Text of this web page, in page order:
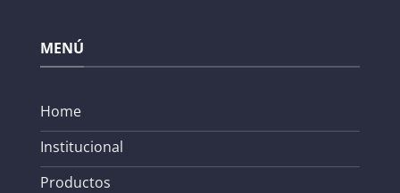
MENÚ
Home
Institucional
Productos